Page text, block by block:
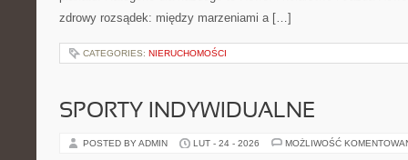
SPRZĘT FITNESS I SIŁOWNIA
POSTED BY ADMIN LUT - 24 - 2026
kondycję, zmienić
dobrym samopoczuciem,